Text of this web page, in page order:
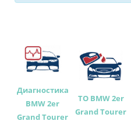
Диагностика
BMW 2er
Grand Tourer
ТО BMW 2er
Grand Tourer